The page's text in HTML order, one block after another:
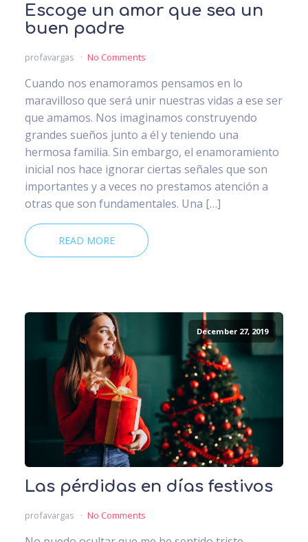
Escoge un amor que sea un
buen padre
profavargas No Comments
Cuando nos enamoramos pensamos en lo
maravilloso que será unir nuestras vidas a ese ser
que amamos. Nos imaginamos construyendo
grandes sueños junto a él y teniendo una
hermosa familia. Sin embargo, el enamoramiento
inicial nos hace ignorar ciertas señales que son
importantes y a veces no prestamos atención a
otras que son fundamentales. Una […]
READ MORE
December 27, 2019
Las pérdidas en días festivos
profavargas No Comments